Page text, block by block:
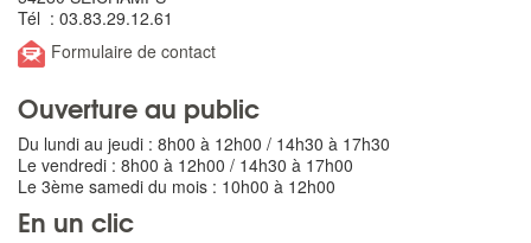
Tél : 03.83.29.12.61
Formulaire de contact
Ouverture au public
Du lundi au jeudi : 8h00 à 12h00 / 14h30 à 17h30
Le vendredi : 8h00 à 12h00 / 14h30 à 17h00
Le 3ème samedi du mois : 10h00 à 12h00
En un clic